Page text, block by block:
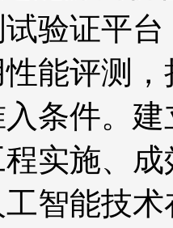
验证平
能评测
条件。
实施、
智能技